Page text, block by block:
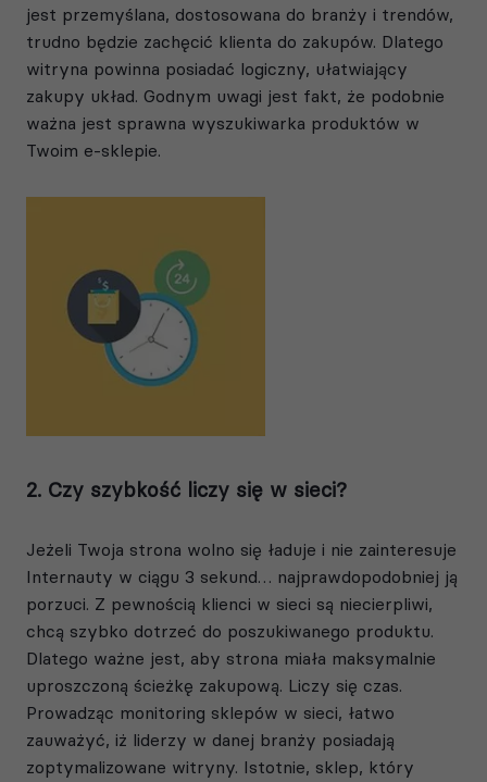
jest przemyślana, dostosowana do branży i trendów,
trudno będzie zachęcić klienta do zakupów. Dlatego
witryna powinna posiadać logiczny, ułatwiający
zakupy układ. Godnym uwagi jest fakt, że podobnie
ważna jest sprawna wyszukiwarka produktów w
Twoim e-sklepie.
2. Czy szybkość liczy się w sieci?
Jeżeli Twoja strona wolno się ładuje i nie zainteresuje
Internauty w ciągu 3 sekund… najprawdopodobniej ją
porzuci. Z pewnością klienci w sieci są niecierpliwi,
chcą szybko dotrzeć do poszukiwanego produktu.
Dlatego ważne jest, aby strona miała maksymalnie
uproszczoną ścieżkę zakupową. Liczy się czas.
Prowadząc monitoring sklepów w sieci, łatwo
zauważyć, iż liderzy w danej branży posiadają
zoptymalizowane witryny. Istotnie, sklep, który